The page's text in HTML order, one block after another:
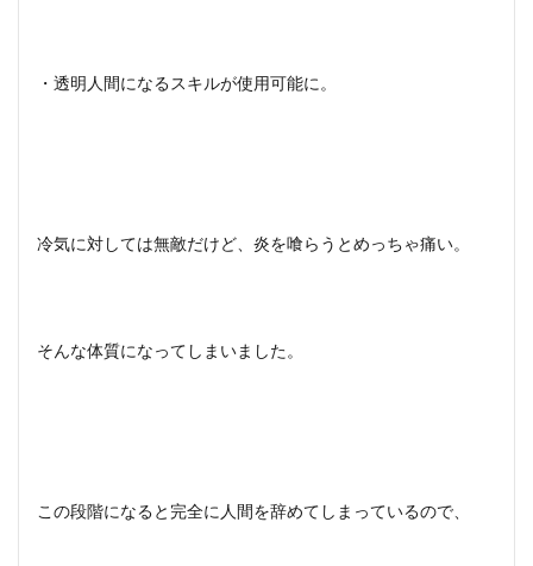
・透明人間になるスキルが使用可能に。
冷気に対しては無敵だけど、炎を喰らうとめっちゃ痛い。
そんな体質になってしまいました。
この段階になると完全に人間を辞めてしまっているので、